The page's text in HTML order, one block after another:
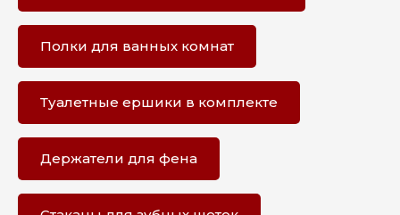
Полки для ванных комнат
Туалетные ершики в комплекте
Держатели для фена